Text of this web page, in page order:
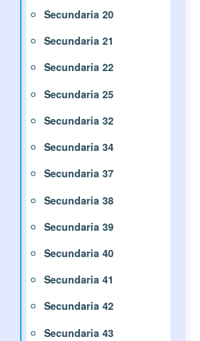
Secundaria 20
Secundaria 21
Secundaria 22
Secundaria 25
Secundaria 32
Secundaria 34
Secundaria 37
Secundaria 38
Secundaria 39
Secundaria 40
Secundaria 41
Secundaria 42
Secundaria 43